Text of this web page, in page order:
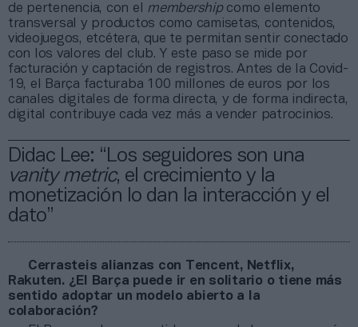
de pertenencia, con el
membershipcomo elemento
transversal y productos como camisetas, contenidos,
videojuegos, etcétera, que te permitan sentir conectado
con los valores del club. Y este paso se mide por
facturación y captación de registros. Antes de la Covid-
19, el Barça facturaba 100 millones de euros por los
canales digitales de forma directa, y de forma indirecta,
digital contribuye cada vez más a vender patrocinios.
Didac Lee: “Los seguidores son una
vanity metric, el crecimiento y la
monetización lo dan la interacción y el
dato”
Cerrasteis alianzas con Tencent, Netflix,
Rakuten. ¿El Barça puede ir en solitario o tiene más
sentido adoptar un modelo abierto a la
colaboración?